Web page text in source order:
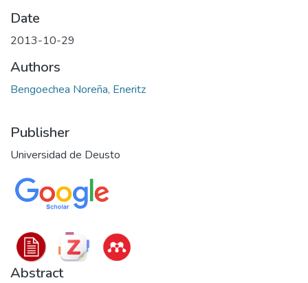
Date
2013-10-29
Authors
Bengoechea Noreña, Eneritz
Publisher
Universidad de Deusto
Abstract